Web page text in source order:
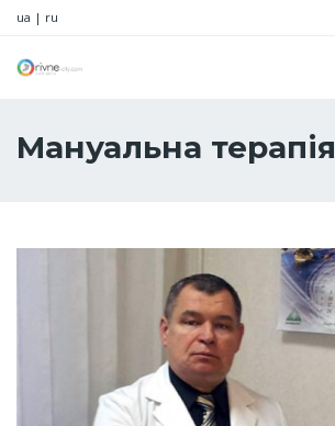
ua | ru
Мануальна